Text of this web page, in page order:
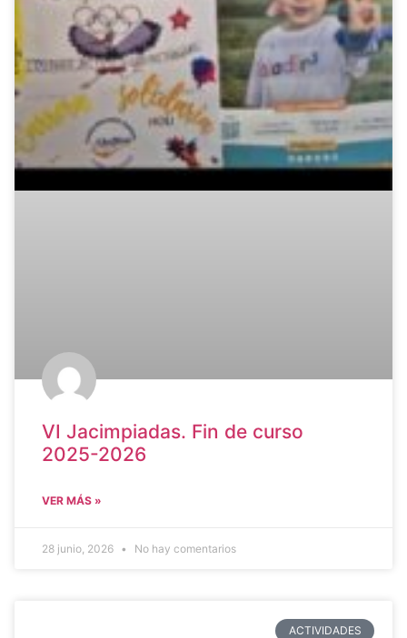
VI Jacimpiadas. Fin de curso
2025-2026
VER MÁS »
28 junio, 2026 No hay comentarios
ACTIVIDADES